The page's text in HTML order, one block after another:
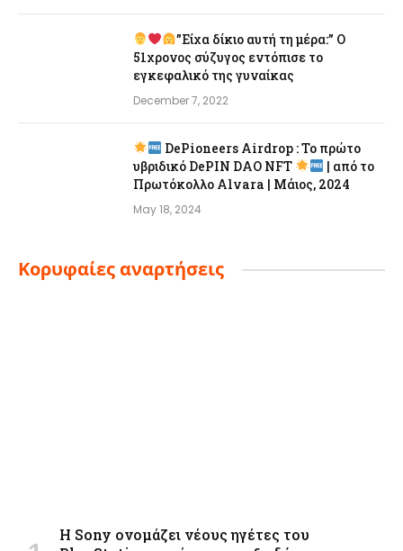
”Είχα δίκιο αυτή τη μέρα:” Ο
51χρονος σύζυγος εντόπισε το
εγκεφαλικό της γυναίκας
December 7, 2022
DePioneers Airdrop : Το πρώτο
υβριδικό DePIN DAO NFT
| από το
Πρωτόκολλο Alvara | Μάιος, 2024
May 18, 2024
Κορυφαίες αναρτήσεις
Η Sony ονομάζει νέους ηγέτες του